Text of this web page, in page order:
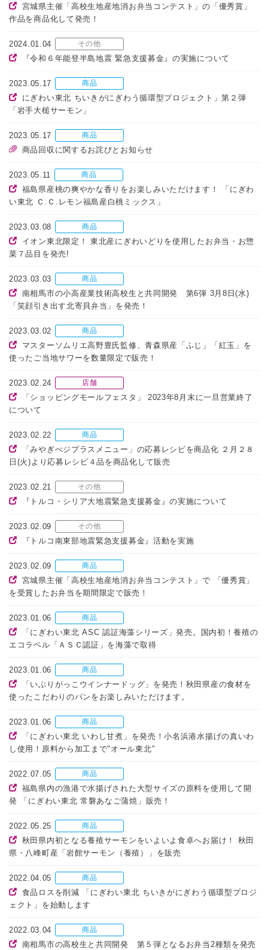
宮城県主催「高校生地産地消お弁当コンテスト」の「優秀賞」
作品を商品化して発売！
2024.01.04 その他
『令和６年能登半島地震 緊急支援募金』の実施について
2023.05.17 商品
にぎわい東北 ちいきがにぎわう循環型プロジェクト」第２弾
「岩手大槌サーモン」
2023.05.17 商品
商品回収に関するお詫びとお知らせ
2023.05.11 商品
福島県産桃の爽やかな香りをお楽しみいただけます！ 「にぎわ
い東北 Ｃ.Ｃ.レモン福島産白桃ミックス」
2023.03.08 商品
イオン東北限定！ 東北産にぎわいどりを使用したお弁当・お惣
菜７品目を発売!
2023.03.03 商品
南相馬市の小高産業技術高校生と共同開発 第6弾 3月8日(水)
「笑顔引き出す北寄貝弁当」を発売！
2023.03.02 商品
マスターソムリエ高野豊氏監修、青森県産「ふじ」「紅玉」を
使ったご当地サワーを数量限定で販売！
2023.02.24 店舗
「ショッピングモールフェスタ」 2023年8月末に一旦営業終了
について
2023.02.22 商品
「みやぎべジプラスメニュー」の応募レシピを商品化 ２月２８
日(火)より応募レシピ４品を商品化して販売
2023.02.21 その他
『トルコ・シリア大地震緊急支援募金』の実施について
2023.02.09 その他
『トルコ南東部地震緊急支援募金』活動を実施
2023.02.09 商品
宮城県主催「高校生地産地消お弁当コンテスト」で 「優秀賞」
を受賞したお弁当を期間限定で販売！
2023.01.06 商品
「にぎわい東北 ASC 認証海藻シリーズ」発売。国内初！養殖の
エコラベル「ＡＳＣ認証」を海藻で取得
2023.01.06 商品
「いぶりがっこウインナードッグ」を発売！秋田県産の食材を
使ったこだわりのパンをお楽しみいただけます。
2023.01.06 商品
「にぎわい東北 いわし甘煮」を発売！小名浜港水揚げの真いわ
し使用！原料から加工まで"オール東北"
2022.07.05 商品
福島県内の漁港で水揚げされた大型サイズの原料を使用して開
発 「にぎわい東北 常磐あなご蒲焼」販売！
2022.05.25 商品
秋田県内初となる養殖サーモンをいよいよ食卓へお届け！ 秋田
県・八峰町産「岩館サーモン（養殖）」を販売
2022.04.05 商品
食品ロスを削減 「にぎわい東北 ちいきがにぎわう循環型プロジ
ェクト」を始動します
2022.03.04 商品
南相馬市の高校生と共同開発 第５弾となるお弁当2種類を発売